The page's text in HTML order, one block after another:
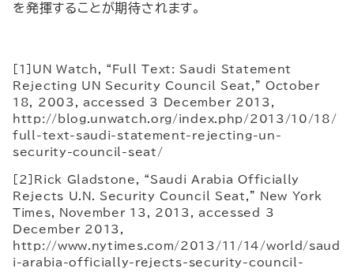
を発揮することが期待されます。
[1]UN Watch, “Full Text: Saudi Statement
Rejecting UN Security Council Seat,” October
18, 2003, accessed 3 December 2013,
http://blog.unwatch.org/index.php/2013/10/18/
full-text-saudi-statement-rejecting-un-
security-council-seat/
[2]Rick Gladstone, “Saudi Arabia Officially
Rejects U.N. Security Council Seat,” New York
Times, November 13, 2013, accessed 3
December 2013,
http://www.nytimes.com/2013/11/14/world/saud
i-arabia-officially-rejects-security-council-